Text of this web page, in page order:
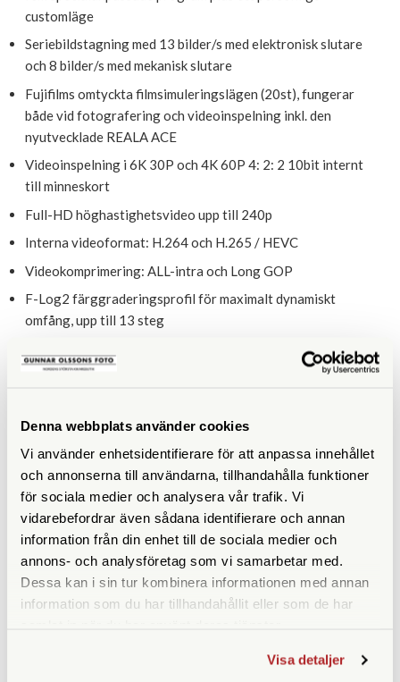
Denna webbplats använder cookies
Vi använder enhetsidentifierare för att anpassa innehållet
och annonserna till användarna, tillhandahålla funktioner
för sociala medier och analysera vår trafik. Vi
vidarebefordrar även sådana identifierare och annan
information från din enhet till de sociala medier och
annons- och analysföretag som vi samarbetar med.
Dessa kan i sin tur kombinera informationen med annan
information som du har tillhandahållit eller som de har
Visa detaljer
customläge
Seriebildstagning med 13 bilder/s med elektronisk slutare
och 8 bilder/s med mekanisk slutare
Fujifilms omtyckta filmsimuleringslägen (20st), fungerar
både vid fotografering och videoinspelning inkl. den
nyutvecklade REALA ACE
Videoinspelning i 6K 30P och 4K 60P 4: 2: 2 10bit internt
till minneskort
Full-HD höghastighetsvideo upp till 240p
Interna videoformat: H.264 och H.265 / HEVC
Videokomprimering: ALL-intra och Long GOP
F-Log2 färggraderingsprofil för maximalt dynamiskt
omfång, upp till 13 steg
Mikrofoningång (3.5 mm) och hörlursutgång via USB-C
(adapter medföljer)
040 000-punkters upplösning
Elektronisk sökare med 2 360 000-punkters upplösning,
0,62x förstoring och hög uppdateringsfrekvens
Minneskortplats för SD/SDHC/SDXC med stöd för UHS-II
(Ultra High Speed Class 2)
USB-laddning (USB-C)
Wi-Fi för trådlös bildöverföring och Bluetooth för ständig,
strömsnål uppkoppling till telefon/surfplatta. Möjlighet att